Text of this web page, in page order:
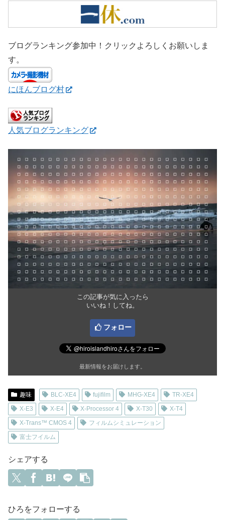
ブログランキング参加中！クリックよろしくお願いしま
す。
にほんブログ村
人気ブログランキング
この記事が気に入ったら
いいね！してね。
フォロー
最新情報をお届けします。
趣味 BLC-XE4 fujifilm MHG-XE4
TR-XE4
X-E3
X-E4 X-Processor 4 X-T30
X-T4
X-Trans™ CMOS 4
フィルムシミュレーション
富士フイルム
シェアする
ひろをフォローする